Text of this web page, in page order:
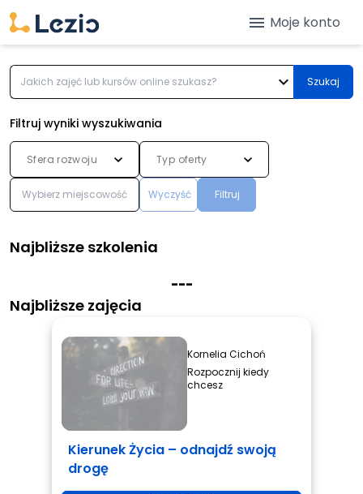
menu Moje konto
expand_more Szukaj
Filtruj wyniki wyszukiwania
Sfera rozwoju Typ oferty
Wyczyść Filtruj
Najbliższe szkolenia
---
Najbliższe zajęcia
Kornelia Cichoń
Rozpocznij kiedy
chcesz
Kierunek Życia – odnajdź swoją
drogę